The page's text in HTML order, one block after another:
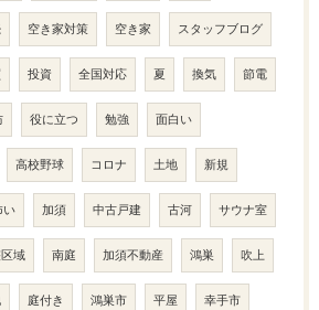
空き家対策 空き家 スタッフブログ
投資 全国対応 夏 換気 節電
役に立つ 勉強 面白い
高校野球 コロナ 土地 新規
い 加須 中古戸建 古河 サウナ室
域 南庭 加須不動産 鴻巣 吹上
庭付き 鴻巣市 平屋 幸手市